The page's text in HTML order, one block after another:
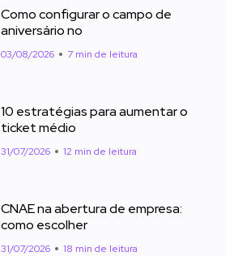
Como configurar o campo de
aniversário no
03/08/2026 7 min de leitura
10 estratégias para aumentar o
ticket médio
31/07/2026 12 min de leitura
CNAE na abertura de empresa:
como escolher
31/07/2026 18 min de leitura